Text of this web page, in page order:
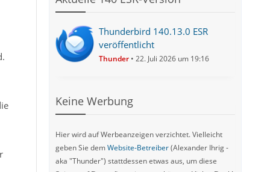
Thunderbird 140.13.0 ESR
veröffentlicht
Thunder 22. Juli 2026 um 19:16
Keine Werbung
Hier wird auf Werbeanzeigen verzichtet. Vielleicht
geben Sie demWebsite-Betreiber(Alexander Ihrig -
aka "Thunder") stattdessen etwas aus, um diese